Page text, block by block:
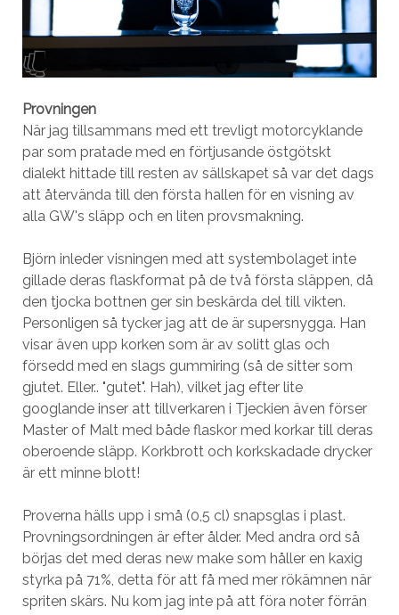
Provningen
När jag tillsammans med ett trevligt motorcyklande
par som pratade med en förtjusande östgötskt
dialekt hittade till resten av sällskapet så var det dags
att återvända till den första hallen för en visning av
alla GW's släpp och en liten provsmakning.
Björn inleder visningen med att systembolaget inte
gillade deras flaskformat på de två första släppen, då
den tjocka bottnen ger sin beskärda del till vikten.
Personligen så tycker jag att de är supersnygga. Han
visar även upp korken som är av solitt glas och
försedd med en slags gummiring (så de sitter som
gjutet. Eller.. "gutet". Hah), vilket jag efter lite
googlande inser att tillverkaren i Tjeckien även förser
Master of Malt med både flaskor med korkar till deras
oberoende släpp. Korkbrott och korkskadade drycker
är ett minne blott!
Proverna hälls upp i små (0,5 cl) snapsglas i plast.
Provningsordningen är efter ålder. Med andra ord så
börjas det med deras new make som håller en kaxig
styrka på 71%, detta för att få med mer rökämnen när
spriten skärs. Nu kom jag inte på att föra noter förrän